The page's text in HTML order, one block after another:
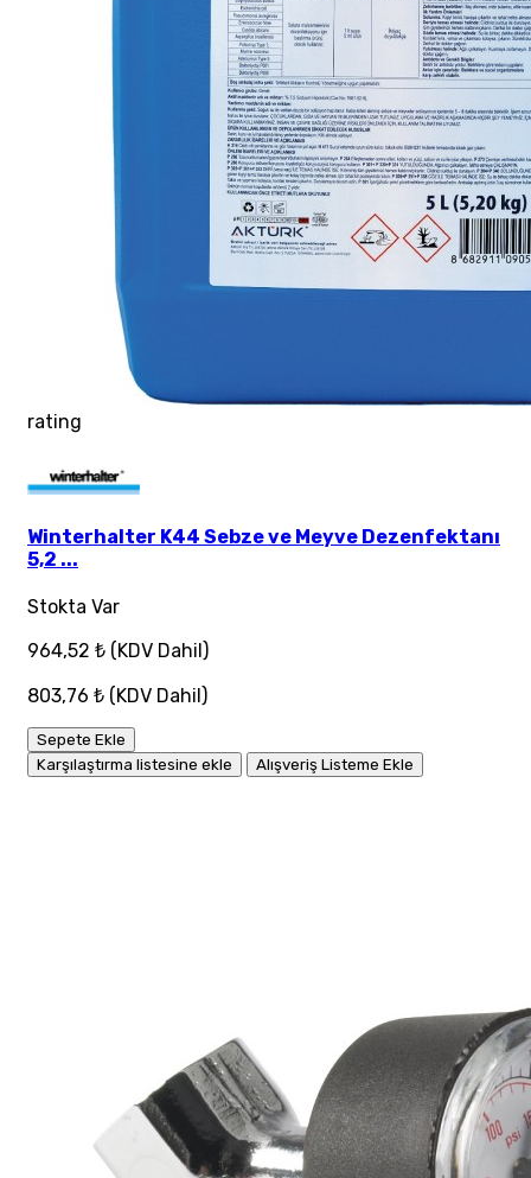
rating
Winterhalter K44 Sebze ve Meyve Dezenfektanı
5,2 ...
Stokta Var
964,52 ₺ (KDV Dahil)
803,76 ₺ (KDV Dahil)
Sepete Ekle
Karşılaştırma listesine ekle
Alışveriş Listeme Ekle